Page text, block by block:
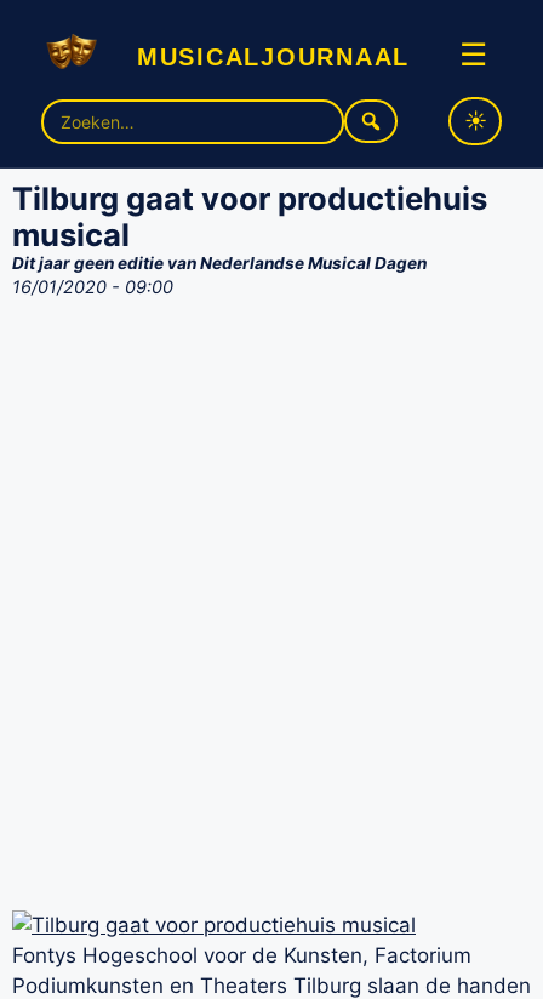
musicaljournaal ☰
Zoek
naar:
Tilburg gaat voor productiehuis
musical
Dit jaar geen editie van Nederlandse Musical Dagen
16/01/2020 - 09:00
Fontys Hogeschool voor de Kunsten, Factorium
Podiumkunsten en Theaters Tilburg slaan de handen